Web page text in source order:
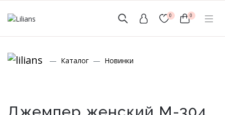
0 0
+7 (999) 156-56-43
Каталог Новинки